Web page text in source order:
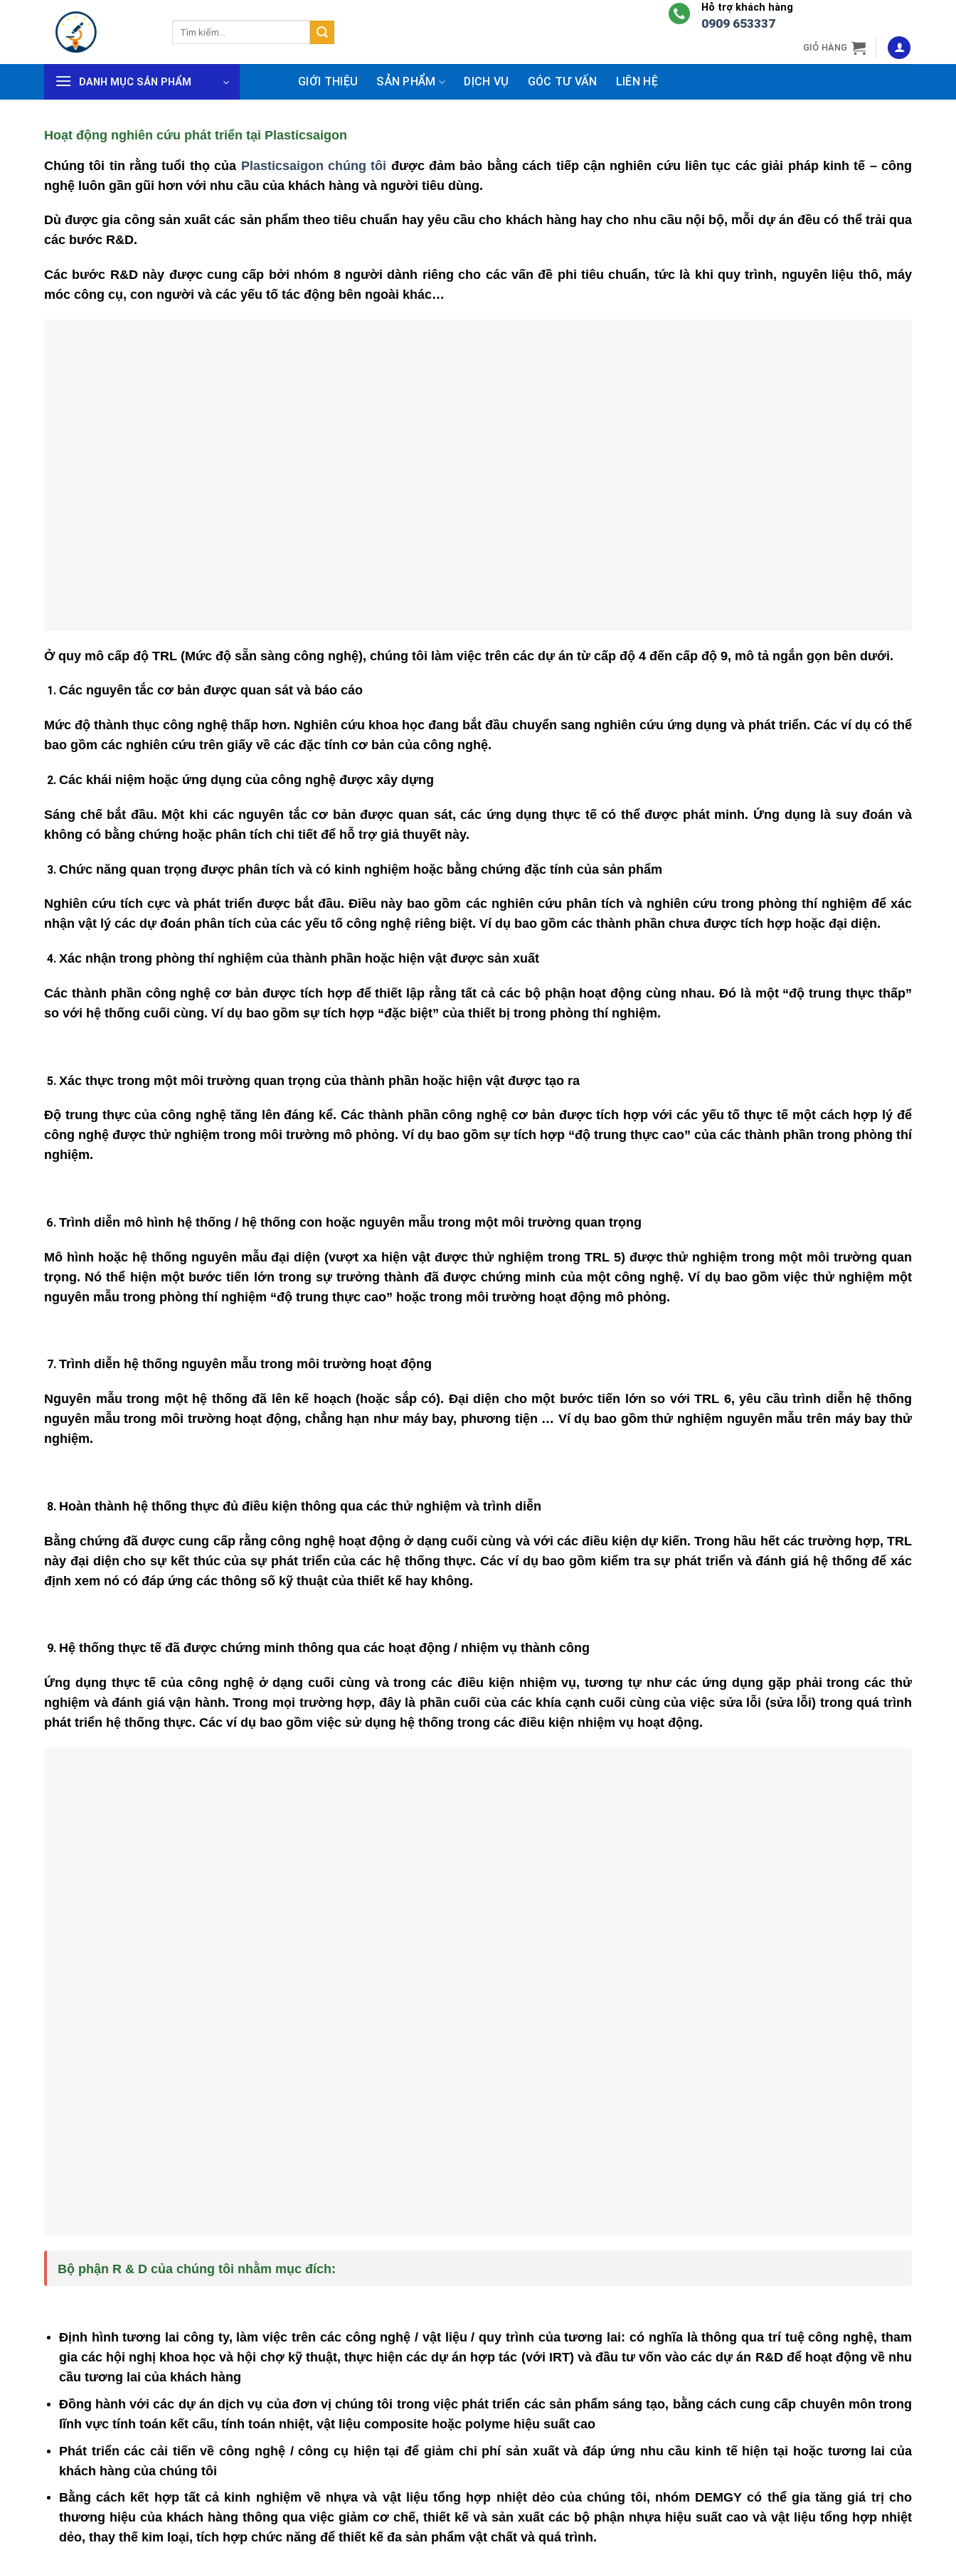
dung
Hỗ trợ khách hàng
0909 653337
GIỎ HÀNG
DANH MỤC SẢN PHẨM GIỚI THIỆU SẢN PHẨM DỊCH VỤ GÓC TƯ VẤN LIÊN HỆ
Hoạt động nghiên cứu phát triển tại Plasticsaigon
Chúng tôi tin rằng tuổi thọ của Plasticsaigon chúng tôi được đảm bảo bằng cách tiếp cận nghiên cứu liên tục các giải pháp kinh tế – công
nghệ luôn gần gũi hơn với nhu cầu của khách hàng và người tiêu dùng.
Dù được gia công sản xuất các sản phẩm theo tiêu chuẩn hay yêu cầu cho khách hàng hay cho nhu cầu nội bộ, mỗi dự án đều có thể trải qua
các bước R&D.
Các bước R&D này được cung cấp bởi nhóm 8 người dành riêng cho các vấn đề phi tiêu chuẩn, tức là khi quy trình, nguyên liệu thô, máy
móc công cụ, con người và các yếu tố tác động bên ngoài khác…
Ở quy mô cấp độ TRL (Mức độ sẵn sàng công nghệ), chúng tôi làm việc trên các dự án từ cấp độ 4 đến cấp độ 9, mô tả ngắn gọn bên dưới.
Các nguyên tắc cơ bản được quan sát và báo cáo
Mức độ thành thục công nghệ thấp hơn. Nghiên cứu khoa học đang bắt đầu chuyển sang nghiên cứu ứng dụng và phát triển. Các ví dụ có thể
bao gồm các nghiên cứu trên giấy về các đặc tính cơ bản của công nghệ.
Các khái niệm hoặc ứng dụng của công nghệ được xây dựng
Sáng chế bắt đầu. Một khi các nguyên tắc cơ bản được quan sát, các ứng dụng thực tế có thể được phát minh. Ứng dụng là suy đoán và
không có bằng chứng hoặc phân tích chi tiết để hỗ trợ giả thuyết này.
Chức năng quan trọng được phân tích và có kinh nghiệm hoặc bằng chứng đặc tính của sản phẩm
Nghiên cứu tích cực và phát triển được bắt đầu. Điều này bao gồm các nghiên cứu phân tích và nghiên cứu trong phòng thí nghiệm để xác
nhận vật lý các dự đoán phân tích của các yếu tố công nghệ riêng biệt. Ví dụ bao gồm các thành phần chưa được tích hợp hoặc đại diện.
Xác nhận trong phòng thí nghiệm của thành phần hoặc hiện vật được sản xuất
Các thành phần công nghệ cơ bản được tích hợp để thiết lập rằng tất cả các bộ phận hoạt động cùng nhau. Đó là một “độ trung thực thấp”
so với hệ thống cuối cùng. Ví dụ bao gồm sự tích hợp “đặc biệt” của thiết bị trong phòng thí nghiệm.
Xác thực trong một môi trường quan trọng của thành phần hoặc hiện vật được tạo ra
Độ trung thực của công nghệ tăng lên đáng kể. Các thành phần công nghệ cơ bản được tích hợp với các yếu tố thực tế một cách hợp lý để
công nghệ được thử nghiệm trong môi trường mô phỏng. Ví dụ bao gồm sự tích hợp “độ trung thực cao” của các thành phần trong phòng thí
nghiệm.
Trình diễn mô hình hệ thống / hệ thống con hoặc nguyên mẫu trong một môi trường quan trọng
Mô hình hoặc hệ thống nguyên mẫu đại diện (vượt xa hiện vật được thử nghiệm trong TRL 5) được thử nghiệm trong một môi trường quan
trọng. Nó thể hiện một bước tiến lớn trong sự trưởng thành đã được chứng minh của một công nghệ. Ví dụ bao gồm việc thử nghiệm một
nguyên mẫu trong phòng thí nghiệm “độ trung thực cao” hoặc trong môi trường hoạt động mô phỏng.
Trình diễn hệ thống nguyên mẫu trong môi trường hoạt động
Nguyên mẫu trong một hệ thống đã lên kế hoạch (hoặc sắp có). Đại diện cho một bước tiến lớn so với TRL 6, yêu cầu trình diễn hệ thống
nguyên mẫu trong môi trường hoạt động, chẳng hạn như máy bay, phương tiện … Ví dụ bao gồm thử nghiệm nguyên mẫu trên máy bay thử
nghiệm.
Hoàn thành hệ thống thực đủ điều kiện thông qua các thử nghiệm và trình diễn
Bằng chứng đã được cung cấp rằng công nghệ hoạt động ở dạng cuối cùng và với các điều kiện dự kiến. Trong hầu hết các trường hợp, TRL
này đại diện cho sự kết thúc của sự phát triển của các hệ thống thực. Các ví dụ bao gồm kiểm tra sự phát triển và đánh giá hệ thống để xác
định xem nó có đáp ứng các thông số kỹ thuật của thiết kế hay không.
Hệ thống thực tế đã được chứng minh thông qua các hoạt động / nhiệm vụ thành công
Ứng dụng thực tế của công nghệ ở dạng cuối cùng và trong các điều kiện nhiệm vụ, tương tự như các ứng dụng gặp phải trong các thử
nghiệm và đánh giá vận hành. Trong mọi trường hợp, đây là phần cuối của các khía cạnh cuối cùng của việc sửa lỗi (sửa lỗi) trong quá trình
phát triển hệ thống thực. Các ví dụ bao gồm việc sử dụng hệ thống trong các điều kiện nhiệm vụ hoạt động.
Bộ phận R & D của chúng tôi nhằm mục đích:
Định hình tương lai công ty, làm việc trên các công nghệ / vật liệu / quy trình của tương lai: có nghĩa là thông qua trí tuệ công nghệ, tham
gia các hội nghị khoa học và hội chợ kỹ thuật, thực hiện các dự án hợp tác (với IRT) và đầu tư vốn vào các dự án R&D để hoạt động về nhu
cầu tương lai của khách hàng
Đồng hành với các dự án dịch vụ của đơn vị chúng tôi trong việc phát triển các sản phẩm sáng tạo, bằng cách cung cấp chuyên môn trong
lĩnh vực tính toán kết cấu, tính toán nhiệt, vật liệu composite hoặc polyme hiệu suất cao
Phát triển các cải tiến về công nghệ / công cụ hiện tại để giảm chi phí sản xuất và đáp ứng nhu cầu kinh tế hiện tại hoặc tương lai của
khách hàng của chúng tôi
Bằng cách kết hợp tất cả kinh nghiệm về nhựa và vật liệu tổng hợp nhiệt dẻo của chúng tôi, nhóm DEMGY có thể gia tăng giá trị cho
thương hiệu của khách hàng thông qua việc giảm cơ chế, thiết kế và sản xuất các bộ phận nhựa hiệu suất cao và vật liệu tổng hợp nhiệt
dẻo, thay thế kim loại, tích hợp chức năng để thiết kế đa sản phẩm vật chất và quá trình.